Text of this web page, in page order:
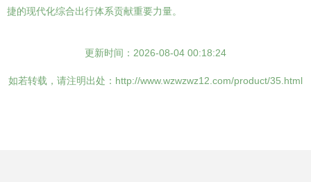
捷的现代化综合出行体系贡献重要力量。
更新时间：2026-08-04 00:18:24
如若转载，请注明出处：http://www.wzwzwz12.com/product/35.html